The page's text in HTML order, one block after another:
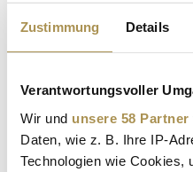
Zustimmung Details
Verantwortungsvoller
Wir und unsere 58 Partner
Daten, wie z. B. Ihre IP-
Technologien wie Cookies,